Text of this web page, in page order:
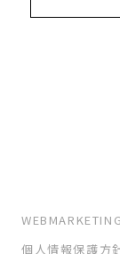
WEB MARKETING
個人情報保護方